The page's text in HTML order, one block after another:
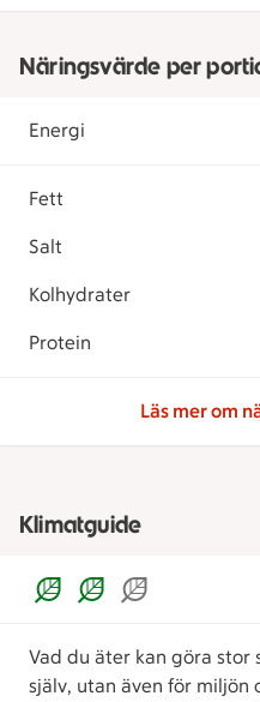
Näringsvärde per
Energi
Fett
Salt
Kolhydrater
Protein
Läs mer om
Klimatguide
Vad du äter kan göra
själv, utan även för miljön